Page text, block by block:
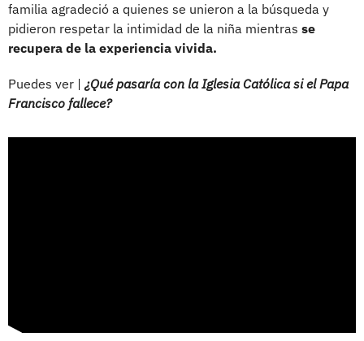
familia agradeció a quienes se unieron a la búsqueda y
pidieron respetar la intimidad de la niña mientras se
recupera de la experiencia vivida.
Puedes ver | ¿Qué pasaría con la Iglesia Católica si el Papa
Francisco fallece?